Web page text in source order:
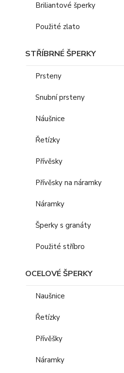
Briliantové šperky
Použité zlato
STŘÍBRNÉ ŠPERKY
Prsteny
Snubní prsteny
Náušnice
Řetízky
Přívěsky
Přívěsky na náramky
Náramky
Šperky s granáty
Použité stříbro
OCELOVÉ ŠPERKY
Naušnice
Řetízky
Přívěšky
Náramky